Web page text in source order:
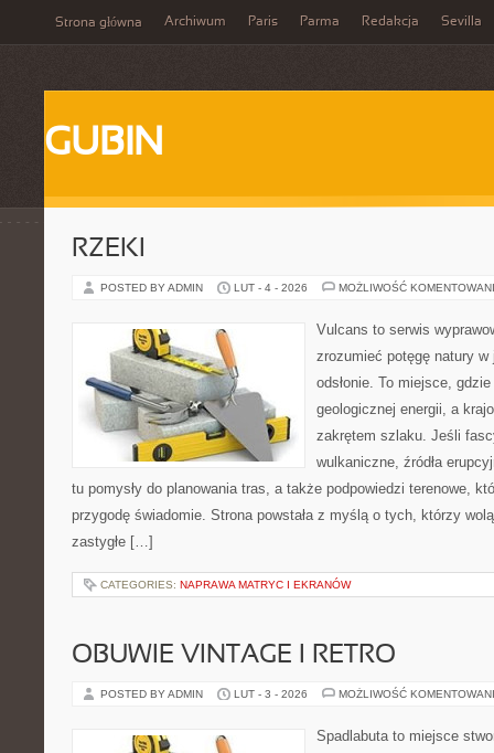
Strona główna Archiwum Paris Parma Redakcja Sevilla
GUBIN
RZEKI
POSTED BY ADMIN LUT - 4 - 2026 MOŻLIWOŚĆ
Vulcans to serwis
zrozumieć potęgę natury w
odsłonie. To miejsce,
geologicznej energii, a
zakrętem szlaku. Jeśli
wulkaniczne, źródła
tu pomysły do planowania tras, a także podpowiedzi terenowe,
przygodę świadomie. Strona powstała z myślą o tych, którzy
zastygłe […]
CATEGORIES: NAPRAWA MATRYC I EKRANÓW
OBUWIE VINTAGE I RETRO
POSTED BY ADMIN LUT - 3 - 2026 MOŻLIWOŚĆ
Spadlabuta to miejsce